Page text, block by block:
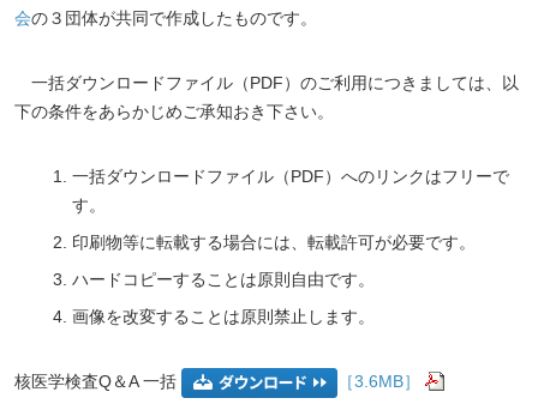
会の３団体が共同で作成したものです。
一括ダウンロードファイル（PDF）のご利用につきましては、以
下の条件をあらかじめご承知おき下さい。
一括ダウンロードファイル（PDF）へのリンクはフリーで
す。
印刷物等に転載する場合には、転載許可が必要です。
ハードコピーすることは原則自由です。
画像を改変することは原則禁止します。
核医学検査Q＆A 一括 ［3.6MB］